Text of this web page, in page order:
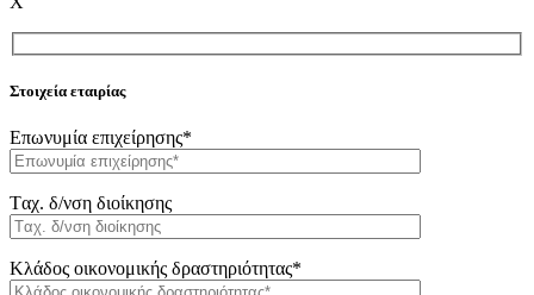
Στοιχεία εταιρίας
Επωνυμία επιχείρησης*
Tαχ. δ/νση διοίκησης
Κλάδος οικονομικής δραστηριότητας*